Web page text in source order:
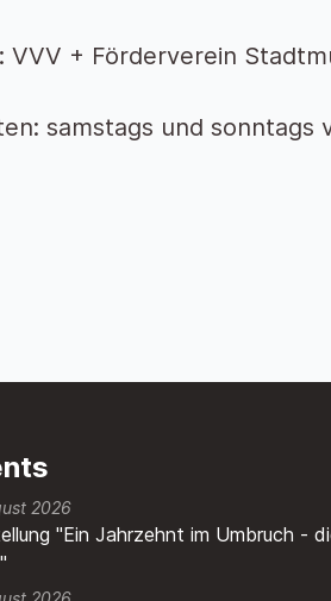
VVV + Förderverein
samstags und sonntags
2026
"Ein Jahrzehnt im Umbruch -